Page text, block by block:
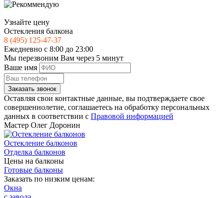
Узнайте цену
Остекления балкона
8 (495) 125-47-37
Ежедневно с 8:00 до 23:00
Мы перезвоним Вам через 5 минут
Ваше имя
Заказать звонок
Оставляя свои контактные данные, вы подтверждаете свое
совершеннолетие, соглашаетесь на обработку персональных
данных в соответствии с Правовой информацией
Мастер Олег Доронин
Остекление балконов
Отделка балконов
Цены на балконы
Готовые балконы
Заказать по низким ценам:
Окна